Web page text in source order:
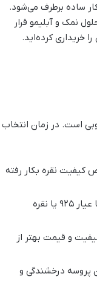
ساده برطرف می‌شود.
نمک و آبلیمو قرار
خریداری کرده‌اید.
است. در زمان انتخاب
نقره بکار رفته
بهترین نقره‌ای که در بازار برای ساخت مدل‌های مختلف تسبیح نقره از آن استفاده می‌شود، نقره با عیار 925 یا نقره
که از نظر کیفیت و قیمت بهتر از
پروسه درخشندگی و